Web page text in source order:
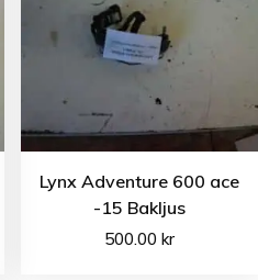
Lynx Adventure 600 ace
-15 Bakljus
500.00 kr